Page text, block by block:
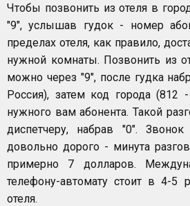
Чтобы позвонить из отеля в
"9", услышав гудок - номер
пределах отеля, как правило,
нужной комнаты. Позвонить из
можно через "9", после гудка
Россия), затем код города (812
нужного вам абонента. Такой
диспетчеру, набрав "0".
довольно дорого - минута
примерно 7 долларов.
телефону-автомату стоит в 4-5
отеля.